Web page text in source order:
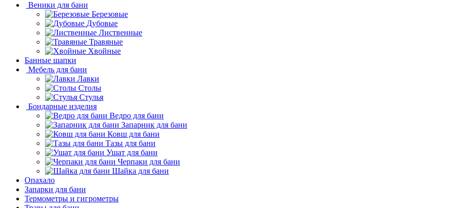
Веники для бани
Березовые
Дубовые
Лиственные
Травяные
Хвойные
Банные шапки
Мебель для бани
Лавки
Столы
Стулья
Бондарные изделия
Ведро для бани
Запарник для бани
Ковш для бани
Тазы для бани
Ушат для бани
Черпаки для бани
Шайка для бани
Опахало
Запарки для бани
Термометры и гигрометры